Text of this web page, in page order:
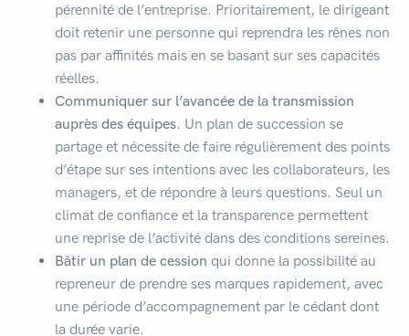
pérennité de l’entreprise. Prioritairement, le dirigeant
doit retenir une personne qui reprendra les rênes non
pas par affinités mais en se basant sur ses capacités
réelles.
Communiquer sur l’avancée de la transmission
auprès des équipes. Un plan de succession se
partage et nécessite de faire régulièrement des points
d’étape sur ses intentions avec les collaborateurs, les
managers, et de répondre à leurs questions. Seul un
climat de confiance et la transparence permettent
une reprise de l’activité dans des conditions sereines.
Bâtir un plan de cession qui donne la possibilité au
repreneur de prendre ses marques rapidement, avec
une période d’accompagnement par le cédant dont
la durée varie.